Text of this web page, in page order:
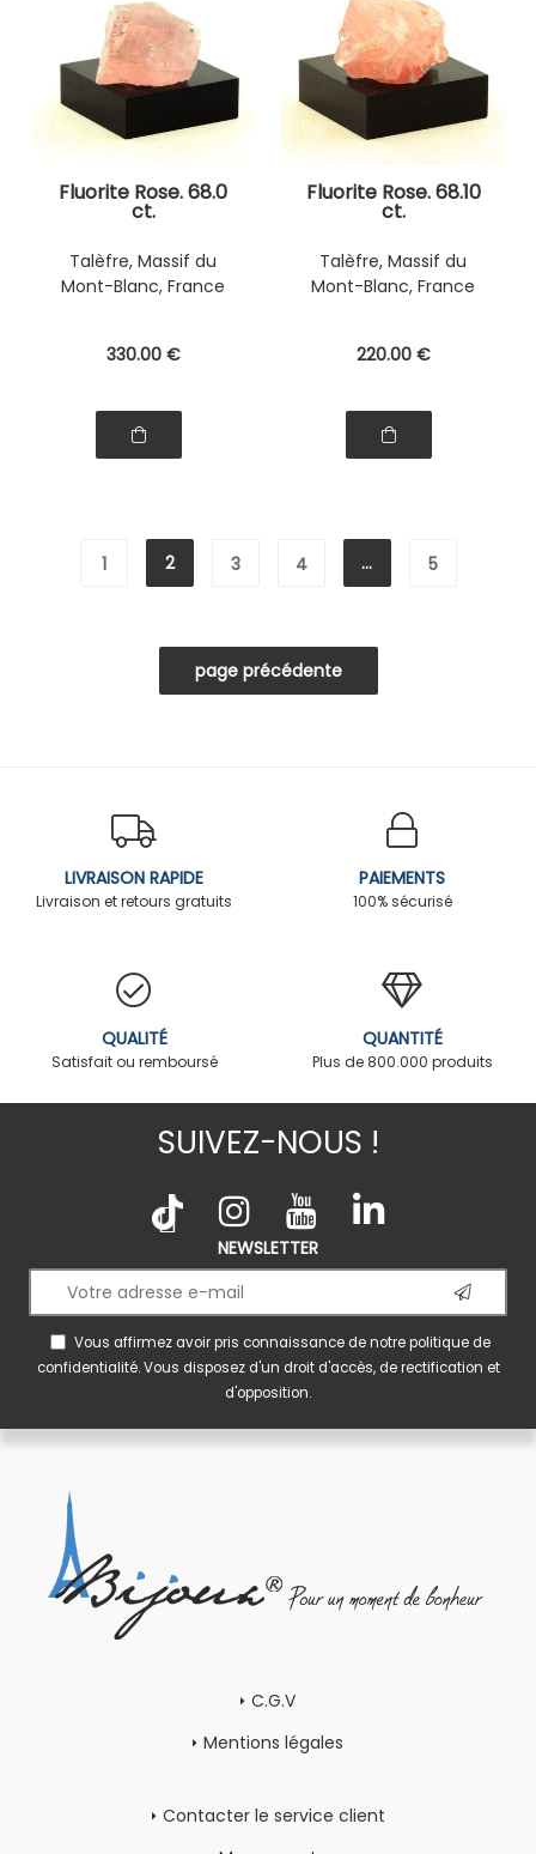
Fluorite Rose. 68.0
ct.
Talèfre, Massif du
Mont-Blanc, France
330.00 €
Fluorite Rose. 68.10
ct.
Talèfre, Massif du
Mont-Blanc, France
220.00 €
1 2 3 4 ... 5
LIVRAISON RAPIDE
Livraison et retours gratuits
PAIEMENTS
100% sécurisé
QUALITÉ
Satisfait ou remboursé
QUANTITÉ
Plus de 800.000 produits
SUIVEZ-NOUS !
NEWSLETTER
Vous affirmez avoir pris connaissance de notrepolitique de
confidentialité. Vous disposez d'un droit d'accès, de rectification et
d'opposition.
C.G.V
Mentions légales
Contacter le service client